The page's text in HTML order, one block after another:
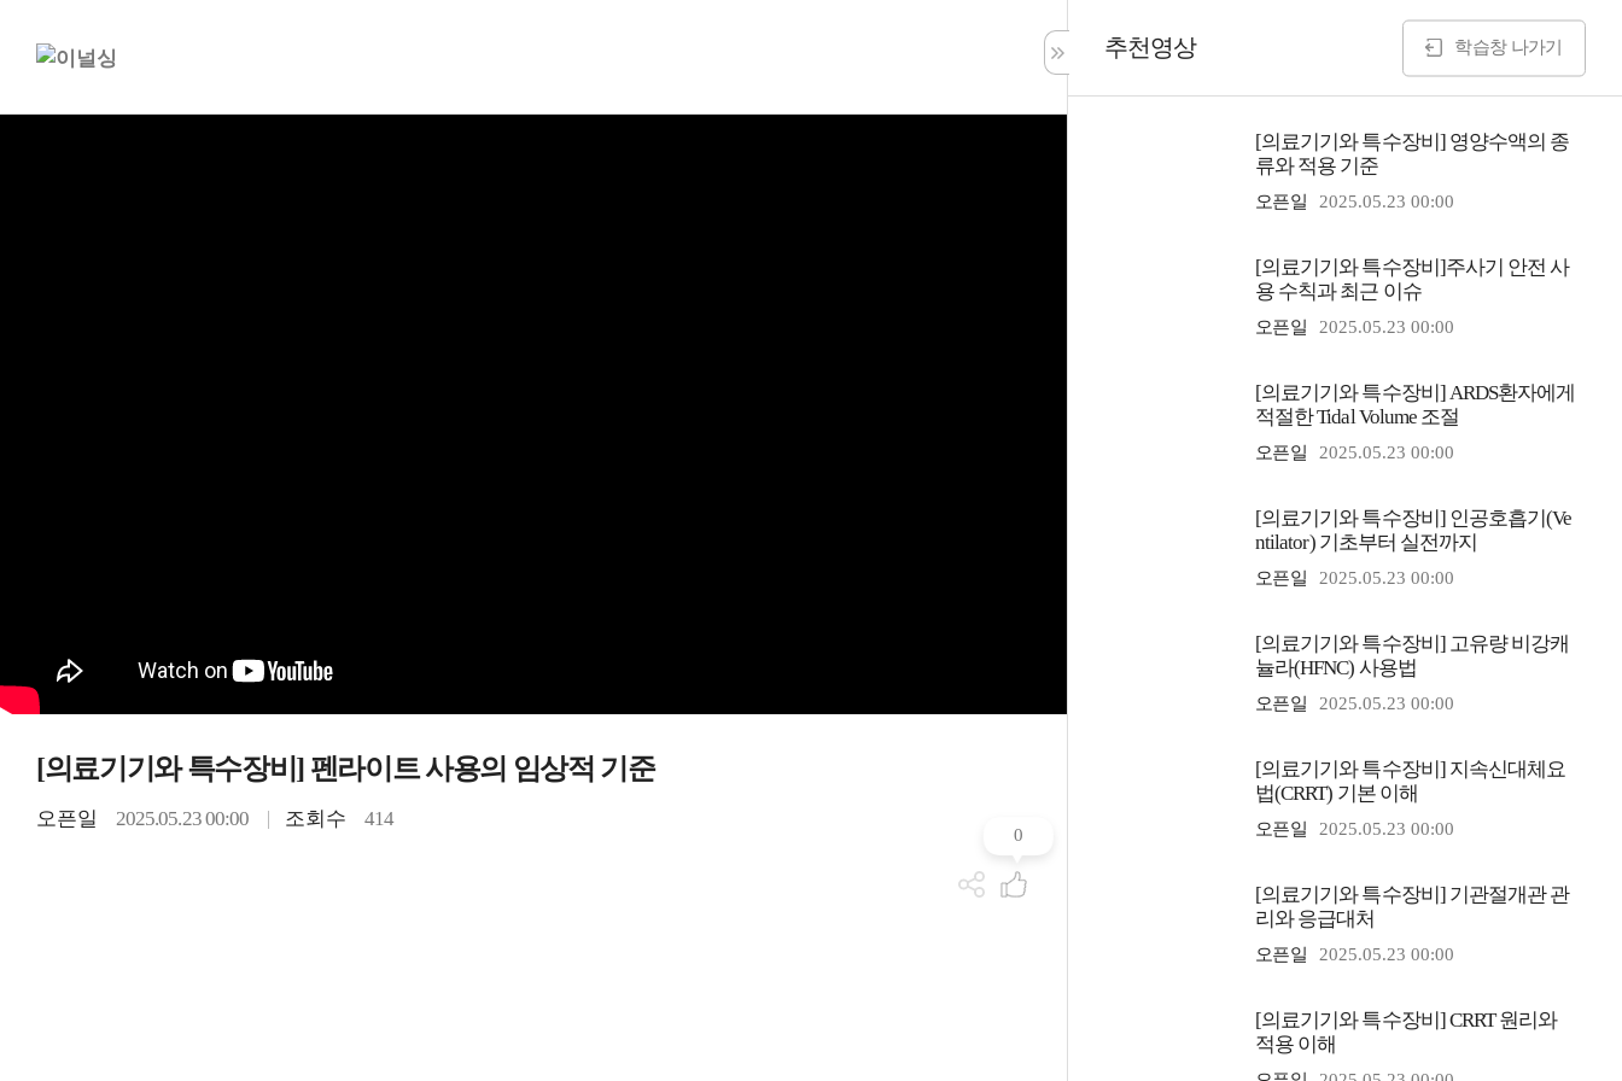
[의료기기와 특수장비] 펜라이트 사용의 임상적 기준
오픈일 2025.05.23 00:00 조회수 414
0
추천영상 학습창 나가기
[의료기기와 특수장비] 영양수액의 종
류와 적용 기준
오픈일 2025.05.23 00:00
[의료기기와 특수장비]주사기 안전 사
용 수칙과 최근 이슈
오픈일 2025.05.23 00:00
[의료기기와 특수장비] ARDS환자에게
적절한 Tidal Volume 조절
오픈일 2025.05.23 00:00
[의료기기와 특수장비] 인공호흡기(Ve
ntilator) 기초부터 실전까지
오픈일 2025.05.23 00:00
[의료기기와 특수장비] 고유량 비강캐
뉼라(HFNC) 사용법
오픈일 2025.05.23 00:00
[의료기기와 특수장비] 지속신대체요
법(CRRT) 기본 이해
오픈일 2025.05.23 00:00
[의료기기와 특수장비] 기관절개관 관
리와 응급대처
오픈일 2025.05.23 00:00
[의료기기와 특수장비] CRRT 원리와
적용 이해